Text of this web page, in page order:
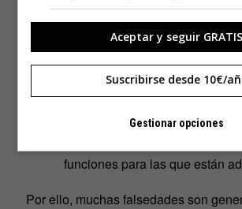
presentaotro estudioal respecto es
ello tiene mucho sentido.
Ser
también, nos permite
O dicho de otro modo: si bien
epistémicamente irracionales,
instrumentalmente racionales desde la
funciones para las que están
Por ello, muchas falsedades son
Aceptar y seguir GRATIS
Suscribirse desde 10€/
Gestionar opciones